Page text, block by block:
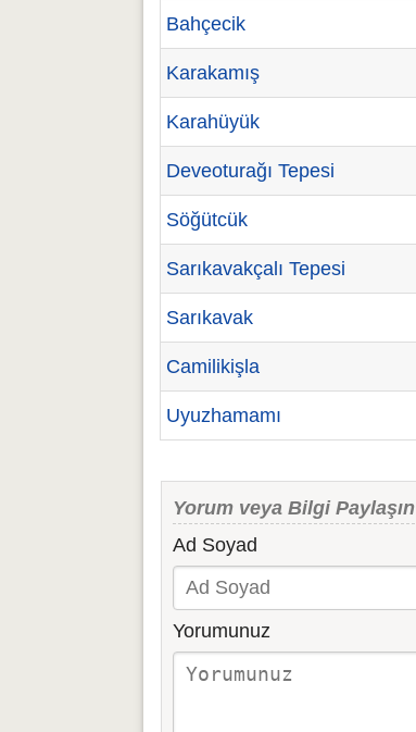
Bahçecik
Karakamış
Karahüyük
Deveoturağı Tepesi
Söğütcük
Sarıkavakçalı Tepesi
Sarıkavak
Camilikişla
Uyuzhamamı
Yorum veya Bilgi Paylaşın
Ad Soyad
Yorumunuz